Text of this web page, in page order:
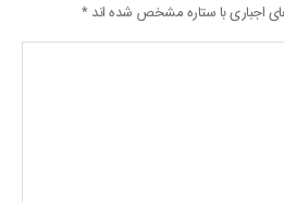
اجباری با ستاره مشخص شده اند*